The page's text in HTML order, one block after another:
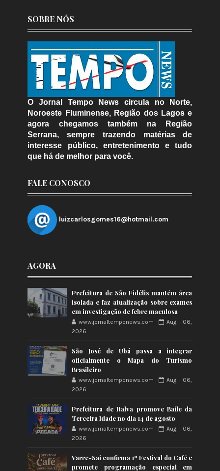
SOBRE NÓS
O Jornal Tempo News circula no Norte,
Noroeste Fluminense, Região dos Lagos e
agora chegamos também na Região
Serrana, sempre trazendo matérias de
interesse público, entretenimento e tudo
que há de melhor para você.
FALE CONOSCO
luizcarlosgomes16@hotmail.com
AGORA
Prefeitura de São Fidélis mantém área
isolada e faz atualização sobre exames
em investigação de febre maculosa
www.jornaltemponews.com
Aug 06,
2026
São José de Ubá passa a integrar
oficialmente o Mapa do Turismo
Brasileiro
www.jornaltemponews.com
Aug 06,
2026
Prefeitura de Italva promove Baile da
Terceira Idade no dia 14 de agosto
www.jornaltemponews.com
Aug 06,
2026
Varre-Sai confirma 1º Festival do Café e
promete programação especial em